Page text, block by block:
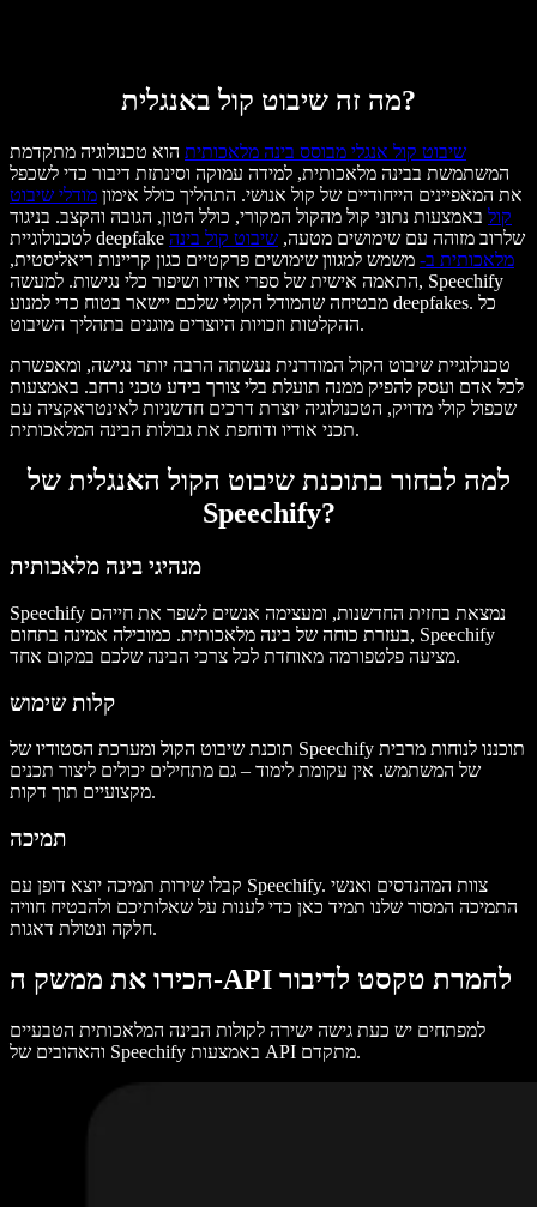
מה זה שיבוט קול באנגלית?
שיבוט קול אנגלי מבוסס בינה מלאכותית הוא טכנולוגיה מתקדמת
המשתמשת בבינה מלאכותית, למידה עמוקה וסינתזת דיבור כדי לשכפל
את המאפיינים הייחודיים של קול אנושי. התהליך כולל אימון מודלי שיבוט
קול באמצעות נתוני קול מהקול המקורי, כולל הטון, הגובה והקצב. בניגוד
לטכנולוגיית deepfake שלרוב מזוהה עם שימושים מטעה, שיבוט קול בינה
מלאכותית ב- משמש למגוון שימושים פרקטיים כגון קריינות ריאליסטית,
התאמה אישית של ספרי אודיו ושיפור כלי נגישות. למעשה, Speechify
מבטיחה שהמודל הקולי שלכם יישאר בטוח כדי למנוע deepfakes. כל
ההקלטות וזכויות היוצרים מוגנים בתהליך השיבוט.
טכנולוגיית שיבוט הקול המודרנית נעשתה הרבה יותר נגישה, ומאפשרת
לכל אדם ועסק להפיק ממנה תועלת בלי צורך בידע טכני נרחב. באמצעות
שכפול קולי מדויק, הטכנולוגיה יוצרת דרכים חדשניות לאינטראקציה עם
תכני אודיו ודוחפת את גבולות הבינה המלאכותית.
למה לבחור בתוכנת שיבוט הקול האנגלית של
Speechify?
מנהיגי בינה מלאכותית
Speechify נמצאת בחזית החדשנות, ומעצימה אנשים לשפר את חייהם
בעזרת כוחה של בינה מלאכותית. כמובילה אמינה בתחום, Speechify
מציעה פלטפורמה מאוחדת לכל צרכי הבינה שלכם במקום אחד.
קלות שימוש
תוכנת שיבוט הקול ומערכת הסטודיו של Speechify תוכננו לנוחות מרבית
של המשתמש. אין עקומת לימוד – גם מתחילים יכולים ליצור תכנים
מקצועיים תוך דקות.
תמיכה
קבלו שירות תמיכה יוצא דופן עם Speechify. צוות המהנדסים ואנשי
התמיכה המסור שלנו תמיד כאן כדי לענות על שאלותיכם ולהבטיח חוויה
חלקה ונטולת דאגות.
הכירו את ממשק ה-API להמרת טקסט לדיבור
למפתחים יש כעת גישה ישירה לקולות הבינה המלאכותית הטבעיים
והאהובים של Speechify באמצעות API מתקדם.